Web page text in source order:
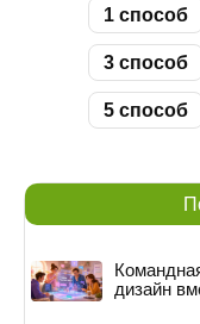
1 способ
3 способ
5 способ
дизайн